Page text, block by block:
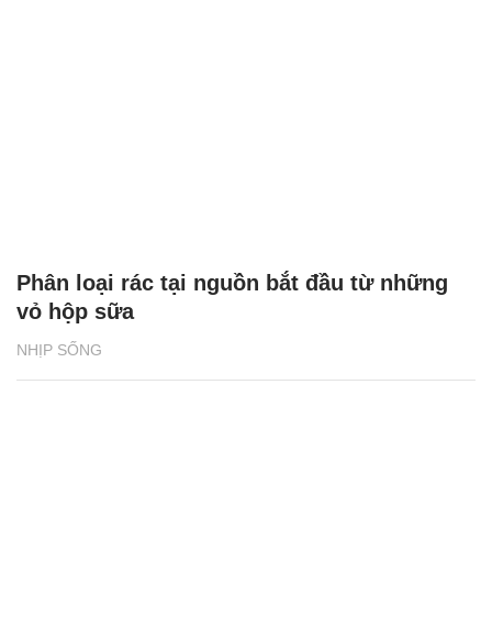
NHỊP SỐNG
Phân loại rác tại nguồn bắt đầu từ những
vỏ hộp sữa